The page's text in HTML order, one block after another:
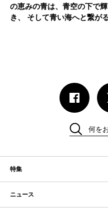
の恵みの青は、青空の下で輝
き、 そして青い海へと繋が
特集
ニュース
何を